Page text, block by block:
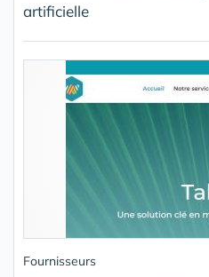
artificielle
Fournisseurs